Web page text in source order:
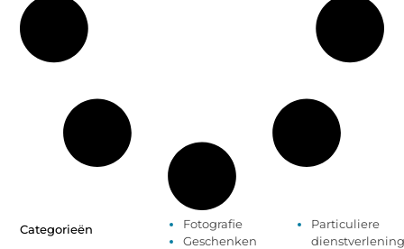
Categorieën
Fotografie
Geschenken
Particuliere
dienstverlening